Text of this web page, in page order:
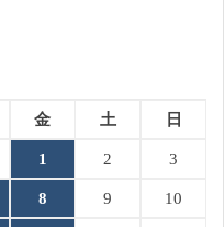
金 土 日
1 2 3
8 9 10